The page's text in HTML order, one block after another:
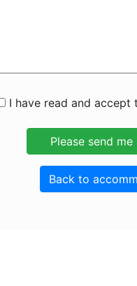
I have read and accept
Back to